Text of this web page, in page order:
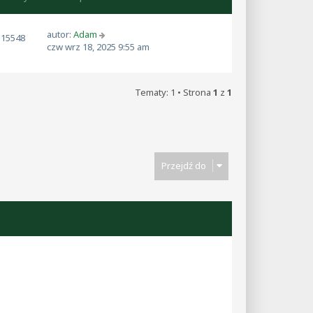
autor: Adam
czw wrz 18, 2025 9:55 am
Tematy: 1 • Strona 1 z 1
Przejdź do